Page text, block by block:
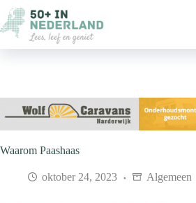
naar
de
inhoud
Waarom Paashaas
oktober 24, 2023 Algemeen